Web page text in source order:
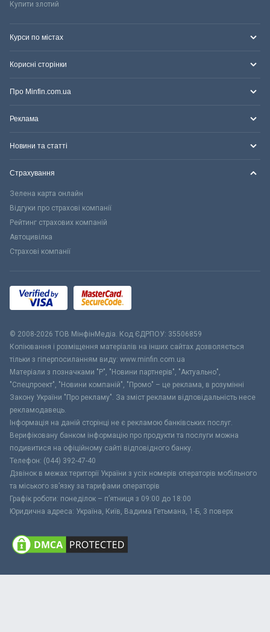
Купити злотий
Курси по містах
Корисні сторінки
Про Minfin.com.ua
Реклама
Новини та статті
Страхування
Зелена карта онлайн
Відгуки про страхові компанії
Рейтинг страхових компаній
Автоцивілка
Страхові компанії
© 2008-2026 ТОВ МiнфiнМедiа. Код ЄДРПОУ: 35506859
Копіювання і розміщення матеріалів на інших сайтах дозволяється
тільки з гіперпосиланням виду: www.minfin.com.ua
Матеріали з позначками "Р", "Новини партнерів", "Актуально",
"Спецпроект", "Новини компаній", "Промо" – це реклама, в розумінні
Закону України "Про рекламу". За зміст реклами відповідальність несе
рекламодавець.
Інформація на даній сторінці не є рекламою банківських послуг.
Верифіковану банком інформацію про продукти та послуги можна
подивитися на офіційному сайті відповідного банку.
Телефон: (044) 392-47-40
Дзвінок в межах території України з усіх номерів операторів мобільного
та міського зв’язку за тарифами операторів
Графік роботи: понеділок – п’ятниця з 09:00 до 18:00
Юридична адреса: Україна, Київ, Вадима Гетьмана, 1-Б, 3 поверх